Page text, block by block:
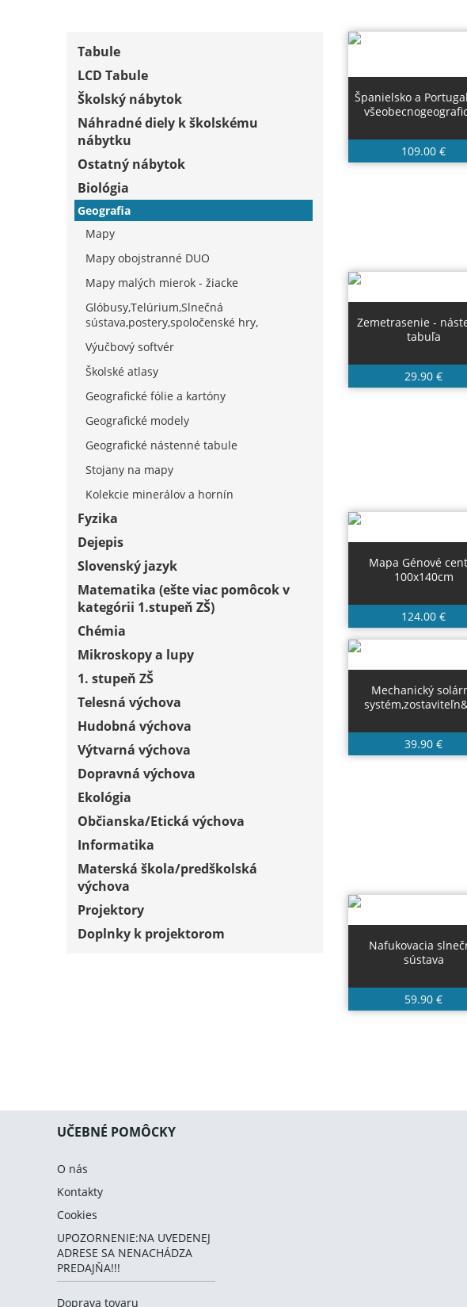
Tabule
LCD Tabule
Školský nábytok
Náhradné diely k školskému
nábytku
Ostatný nábytok
Biológia
Geografia
Mapy
Mapy obojstranné DUO
Mapy malých mierok - žiacke
Glóbusy,Telúrium,Slnečná
sústava,postery,spoločenské hry,
Výučbový softvér
Školské atlasy
Geografické fólie a kartóny
Geografické modely
Geografické nástenné tabule
Stojany na mapy
Kolekcie minerálov a hornín
Fyzika
Dejepis
Slovenský jazyk
Matematika (ešte viac pomôcok v
kategórii 1.stupeň ZŠ)
Chémia
Mikroskopy a lupy
1. stupeň ZŠ
Telesná výchova
Hudobná výchova
Výtvarná výchova
Dopravná výchova
Ekológia
Občianska/Etická výchova
Informatika
Materská škola/predškolská
výchova
Projektory
Doplnky k projektorom
Španielsko a
109.00 €
Zemetrasenie -
tabuľa
29.90 €
Mapa Génové
100x140cm
124.00 €
Mechanický
39.90 €
Nafukovacia
sústava
59.90 €
UČEBNÉ POMÔCKY
O nás
Kontakty
Cookies
UPOZORNENIE:NA UVEDENEJ
ADRESE SA NENACHÁDZA
PREDAJŇA!!!
Doprava tovaru